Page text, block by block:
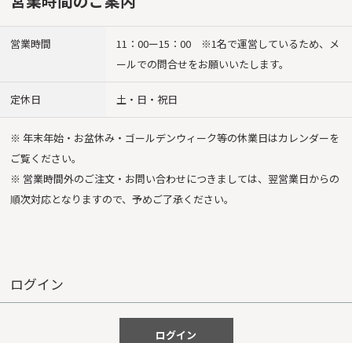
営業時間
11：00ー15：00 ※1名で運営しているため、メ
ールでの問合せをお願いいたします。
定休日 土・日・祝日
※ 年末年始・お盆休み・ゴールデンウィーク等の休業日はカレンダーを
ご覧ください。
※ 営業時間外のご注文・お問い合わせにつきましては、翌営業日からの
順次対応となりますので、予めご了承ください。
ログイン
ログイン